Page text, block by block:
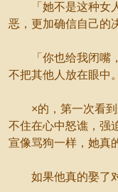
「她不是这种女人
恶，更加确信自己的
「你也给我闭嘴，
不把其他人放在眼中。
×的，第一次看到
不住在心中怒谯，强
宣像骂狗一样，她真
如果他真的娶了对